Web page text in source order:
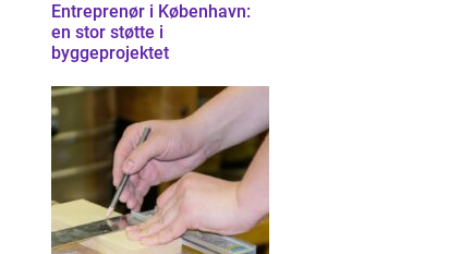
Entreprenør i København:
en stor støtte i
byggeprojektet